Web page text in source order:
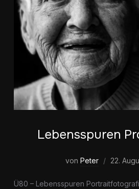
Lebensspuren
von Peter 22.
Ü80 – Lebensspuren